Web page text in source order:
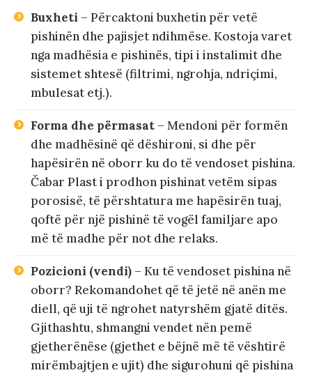
Buxheti – Përcaktoni buxhetin për vetë
pishinën dhe pajisjet ndihmëse. Kostoja varet
nga madhësia e pishinës, tipi i instalimit dhe
sistemet shtesë (filtrimi, ngrohja, ndriçimi,
mbulesat etj.).
Forma dhe përmasat – Mendoni për formën
dhe madhësinë që dëshironi, si dhe për
hapësirën në oborr ku do të vendoset pishina.
Čabar Plast i prodhon pishinat vetëm sipas
porosisë, të përshtatura me hapësirën tuaj,
qoftë për një pishinë të vogël familjare apo
më të madhe për not dhe relaks.
Pozicioni (vendi) – Ku të vendoset pishina në
oborr? Rekomandohet që të jetë në anën me
diell, që uji të ngrohet natyrshëm gjatë ditës.
Gjithashtu, shmangni vendet nën pemë
gjetherënëse (gjethet e bëjnë më të vështirë
mirëmbajtjen e ujit) dhe sigurohuni që pishina